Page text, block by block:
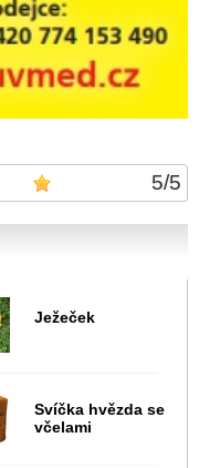
5/5
Ježeček
Svíčka hvězda se
včelami